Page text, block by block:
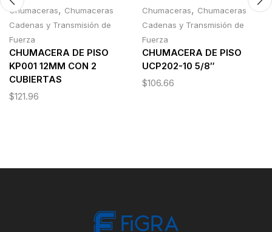
Chumaceras, Chumaceras
Cadenas y Transmisión de
Fuerza
CHUMACERA DE PISO
KP001 12MM CON 2
CUBIERTAS
$121.96
Chumaceras, Chumaceras
Cadenas y Transmisión de
Fuerza
CHUMACERA DE PISO
UCP202-10 5/8″
$106.66